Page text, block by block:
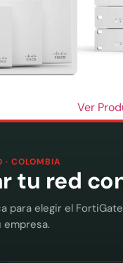
Ver
· COLOMBIA
tu red
para elegir el